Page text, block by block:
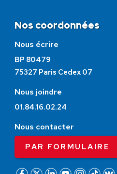
Nos coordonnées
Nous écrire
BP 80479
75327 Paris Cedex 07
Nous joindre
01.84.16.02.24
Nous contacter
PAR FORMULAIRE